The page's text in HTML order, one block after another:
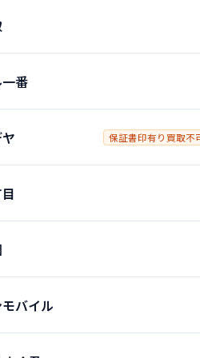
番
保証書印有り買取不
バイル